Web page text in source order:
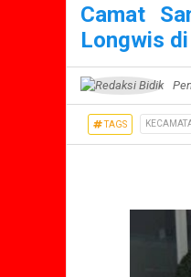
Camat
Longwis
TAGS